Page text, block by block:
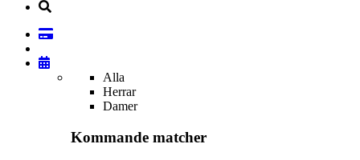
Alla
Herrar
Damer
Kommande matcher